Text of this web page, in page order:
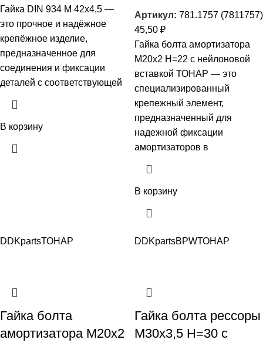
Гайка DIN 934 М 42х4,5 —
это прочное и надёжное
крепёжное изделие,
предназначенное для
соединения и фиксации
деталей с соответствующей
В корзину
Артикул: 781.1757 (7811757)
45,50 ₽
Гайка болта амортизатора
M20х2 Н=22 с нейлоновой
вставкой ТОНАР — это
специализированный
крепежный элемент,
предназначенный для
надежной фиксации
амортизаторов в
В корзину
DDKpartsТОНАР
Гайка болта
амортизатора М20х2
DDKpartsBPWТОНАР
Гайка болта рессоры
М30х3,5 Н=30 с